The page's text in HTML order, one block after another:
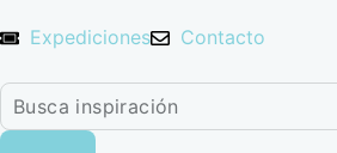
Expediciones Contacto